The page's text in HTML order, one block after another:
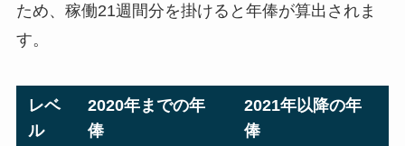
ため、稼働21週間分を掛けると年俸が算出されま
す。
レベ
ル
2020年までの年
俸
2021年以降の年
俸